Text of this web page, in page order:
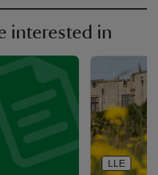
interested in
LLE